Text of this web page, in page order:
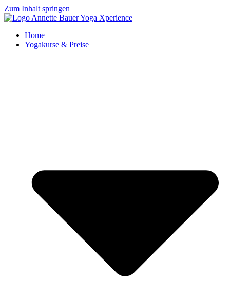
Zum Inhalt springen
Home
Yogakurse & Preise